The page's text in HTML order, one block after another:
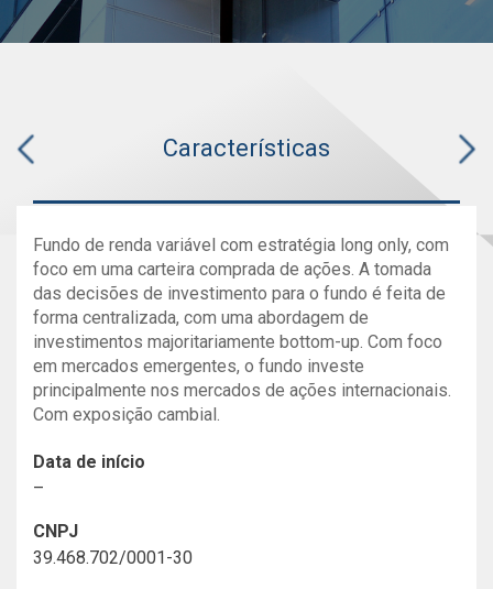
Características
Fundo de renda variável com estratégia long only, com
foco em uma carteira comprada de ações. A tomada
das decisões de investimento para o fundo é feita de
forma centralizada, com uma abordagem de
investimentos majoritariamente bottom-up. Com foco
em mercados emergentes, o fundo investe
principalmente nos mercados de ações internacionais.
Com exposição cambial.
Data de início
–
CNPJ
39.468.702/0001-30